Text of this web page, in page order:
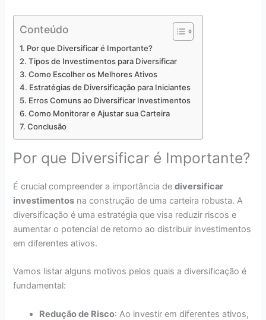
Conteúdo
Por que Diversificar é Importante?
Tipos de Investimentos para Diversificar
Como Escolher os Melhores Ativos
Estratégias de Diversificação para Iniciantes
Erros Comuns ao Diversificar Investimentos
Como Monitorar e Ajustar sua Carteira
Conclusão
Por que Diversificar é Importante?
É crucial compreender a importância dediversificar
investimentos na construção de uma carteira robusta. A
diversificação é uma estratégia que visa reduzir riscos e
aumentar o potencial de retorno ao distribuir investimentos
em diferentes ativos.
Vamos listar alguns motivos pelos quais a diversificação é
fundamental:
Redução de Risco: Ao investir em diferentes ativos,